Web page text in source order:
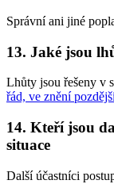
Správní ani jiné
13. Jaké jsou
Lhůty jsou řešeny v
řád, ve znění
14. Kteří jsou
situace
Další účastníci